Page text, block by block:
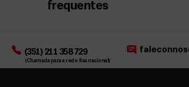
frequentes
(351) 211 358 729
(Chamada para a rede fixa nacional)